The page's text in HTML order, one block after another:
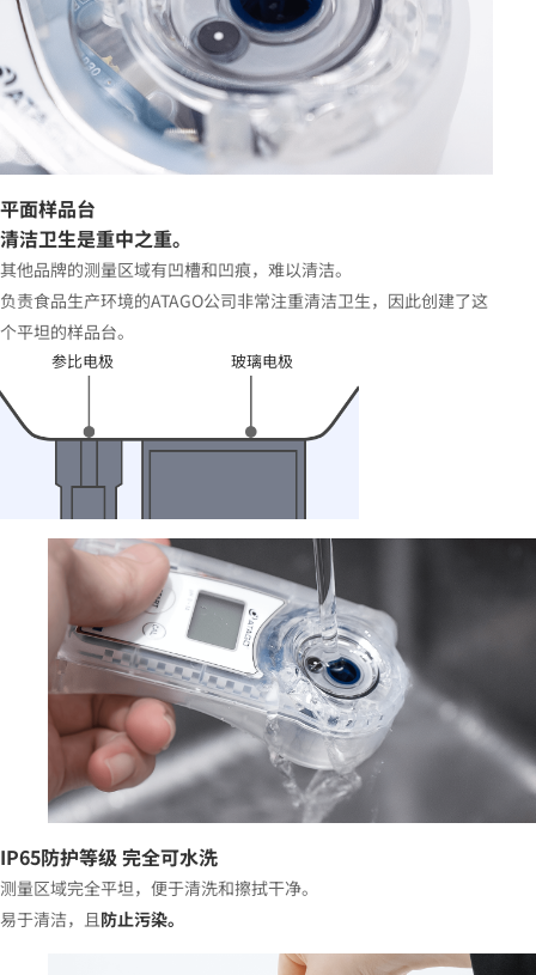
平面样品台
清洁卫生是重中之重。
其他品牌的测量区域有凹槽和凹痕，难以清洁。
负责食品生产环境的ATAGO公司非常注重清洁卫生，因此创建了这
个平坦的样品台。
参比电极 玻璃电极
IP65防护等级完全可水洗
测量区域完全平坦，便于清洗和擦拭干净。
易于清洁，且防止污染。